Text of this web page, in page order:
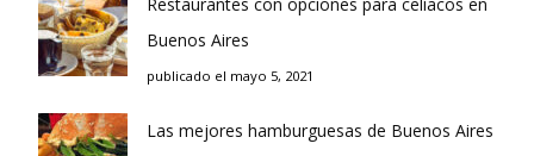
Buenos Aires
publicado el mayo 5, 2021
Las mejores hamburguesas de Buenos Aires